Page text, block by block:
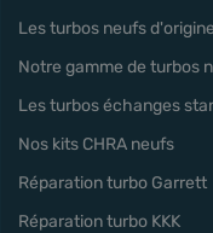
Les turbos neufs d'origine
Notre gamme de turbos
Les turbos échanges
Nos kits CHRA neufs
Réparation turbo Garrett
Réparation turbo KKK